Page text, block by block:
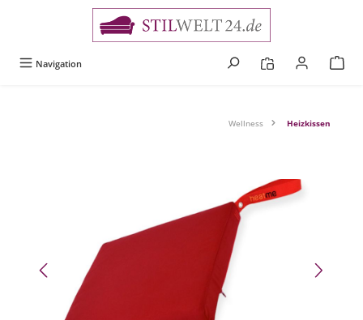
Navigation
Wellness Heizkissen